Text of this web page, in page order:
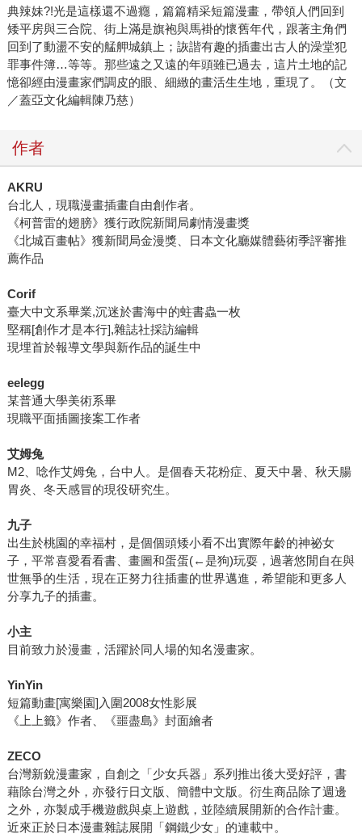
典辣妹?!光是這樣還不過癮，篇篇精采短篇漫畫，帶領人們回到
矮平房與三合院、街上滿是旗袍與馬褂的懷舊年代，跟著主角們
回到了動盪不安的艋舺城鎮上；詼諧有趣的插畫出古人的澡堂犯
罪事件簿…等等。那些遠之又遠的年頭雖已過去，這片土地的記
憶卻經由漫畫家們調皮的眼、細緻的畫活生生地，重現了。（文
／蓋亞文化編輯陳乃慈）
作者
AKRU
台北人，現職漫畫插畫自由創作者。
《柯普雷的翅膀》獲行政院新聞局劇情漫畫獎
《北城百畫帖》獲新聞局金漫獎、日本文化廳媒體藝術季評審推
薦作品
Corif
臺大中文系畢業,沉迷於書海中的蛀書蟲一枚
堅稱[創作才是本行],雜誌社採訪編輯
現埋首於報導文學與新作品的誕生中
eelegg
某普通大學美術系畢
現職平面插圖接案工作者
艾姆兔
M2、唸作艾姆兔，台中人。是個春天花粉症、夏天中暑、秋天腸
胃炎、冬天感冒的現役研究生。
九子
出生於桃園的幸福村，是個個頭矮小看不出實際年齡的神祕女
子，平常喜愛看看書、畫圖和蛋蛋(←是狗)玩耍，過著悠閒自在與
世無爭的生活，現在正努力往插畫的世界邁進，希望能和更多人
分享九子的插畫。
小主
目前致力於漫畫，活躍於同人場的知名漫畫家。
YinYin
短篇動畫[寓樂園]入圍2008女性影展
《上上籤》作者、《噩盡島》封面繪者
ZECO
台灣新銳漫畫家，自創之「少女兵器」系列推出後大受好評，書
藉除台灣之外，亦發行日文版、簡體中文版。衍生商品除了週邊
之外，亦製成手機遊戲與桌上遊戲，並陸續展開新的合作計畫。
近來正於日本漫畫雜誌展開「鋼鐵少女」的連載中。